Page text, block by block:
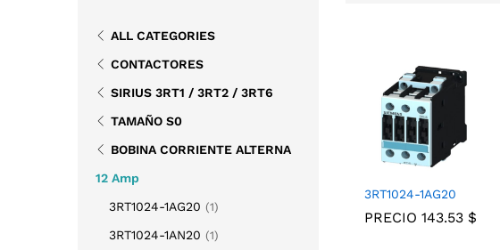
3RT1024-1AG20
PRECIO 143.53 $
143.53 $
ALL CATEGORIES
CONTACTORES
SIRIUS 3RT1 / 3RT2 / 3RT6
TAMAÑO S0
BOBINA CORRIENTE ALTERNA
12 Amp
3RT1024-1AG20 (1)
3RT1024-1AN20 (1)